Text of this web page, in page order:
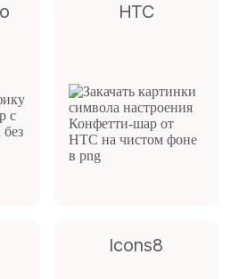
HTC
Icons8